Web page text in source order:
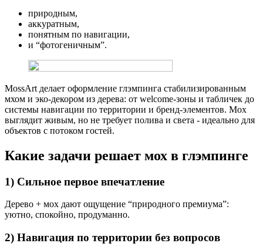
природным,
аккуратным,
понятным по навигации,
и “фотогеничным”.
MossArt делает оформление глэмпинга стабилизированным
мхом и эко-декором из дерева: от welcome-зоны и табличек до
системы навигации по территории и бренд-элементов. Мох
выглядит живым, но не требует полива и света - идеально для
объектов с потоком гостей.
Какие задачи решает мох в глэмпинге
1) Сильное первое впечатление
Дерево + мох дают ощущение “природного премиума”:
уютно, спокойно, продуманно.
2) Навигация по территории без вопросов